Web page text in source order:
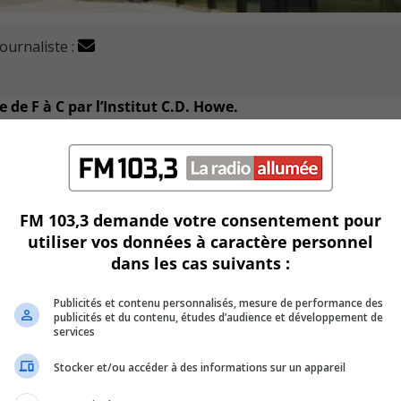
:
F à C par l’Institut C.D. Howe.
que la Ville ait fait part aux instances de l’Institut son
dans son rapport remis en décembre dernier.
Canada’s Cities, classe les 31 plus grandes villes
des informations financières.
après discussions avec les responsables de l’Institut C.D.
entre les données du budget local de la Ville et les états
ayant servi à octroyer la cote F regroupaient les
FM 103,3 demande votre consentement pour
utiliser vos données à caractère personnel
dans les cas suivants :
Publicités et contenu personnalisés, mesure de performance des
publicités et du contenu, études d’audience et développement de
services
Stocker et/ou accéder à des informations sur un appareil